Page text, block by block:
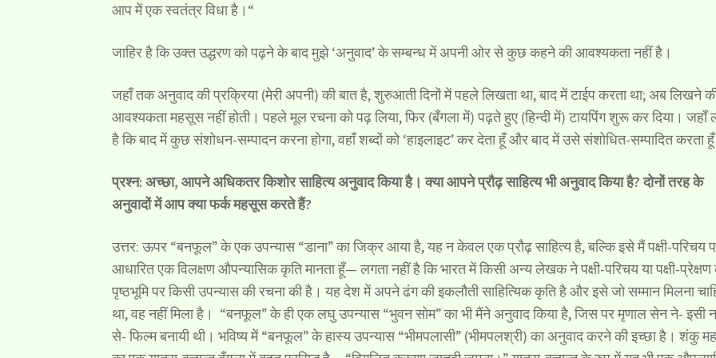
आप में एक स्वतंत्र विधा है।“
जाहिर है कि उक्त उद्धरण को पढ़ने के बाद मुझे ‘अनुवाद’ के सम्बन्ध में अपनी ओर से कुछ कहने की आवश्यकता नहीं है।
जहाँ तक अनुवाद की प्रक्रिया (मेरी अपनी) की बात है, शुरुआती दिनों में पहले लिखता था, बाद में टाईप करता था; अब लिखने
आवश्यकता महसूस नहीं होती। पहले मूल रचना को पढ़ लिया, फिर (बँगला में) पढ़ते हुए (हिन्दी में) टायपिंग शुरू कर दिया। जहाँ
है कि बाद में कुछ संशोधन-सम्पादन करना होगा, वहाँ शब्दों को ‘हाइलाइट’ कर देता हूँ और बाद में उसे संशोधित-सम्पादित करता
प्रश्न: अच्छा, आपने अधिकतर किशोर साहित्य अनुवाद किया है। क्या आपने प्रौढ़ साहित्य भी अनुवाद किया है? दोनों तरह के
अनुवादों में आप क्या फर्क महसूस करते हैं?
उत्तर: ऊपर “बनफूल” के एक उपन्यास “डाना” का जिक्र आया है, यह न केवल एक प्रौढ़ साहित्य है, बल्कि इसे मैं पक्षी-परिचय
आधारित एक विलक्षण औपन्यासिक कृति मानता हूँ— लगता नहीं है कि भारत में किसी अन्य लेखक ने पक्षी-परिचय या पक्षी-प्रेक्षण
पृष्ठभूमि पर किसी उपन्यास की रचना की है। यह देश में अपने ढंग की इकलौती साहित्यिक कृति है और इसे जो सम्मान मिलना
था, वह नहीं मिला है। “बनफूल” के ही एक लघु उपन्यास “भुवन सोम” का भी मैंने अनुवाद किया है, जिस पर मृणाल सेन ने- इसी
से- फिल्म बनायी थी। भविष्य में “बनफूल” के हास्य उपन्यास “भीमपलासी” (भीमपलश्री) का अनुवाद करने की इच्छा है। शंकु